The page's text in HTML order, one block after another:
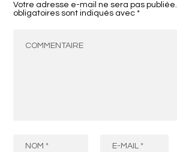
Votre adresse e-mail ne sera pas publiée.
obligatoires sont indiqués avec*